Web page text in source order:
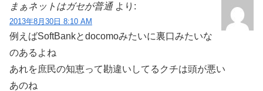
まぁネットはガセが普通 より:
2013年8月30日 8:10 AM
例えばSoftBankとdocomoみたいに裏口みたいな
のあるよね
あれを庶民の知恵って勘違いしてるクチは頭が悪い
あのね